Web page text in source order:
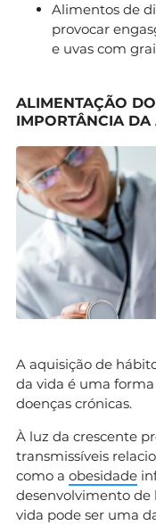
Alimentos de
provocar
e uvas com
ALIMENTAÇÃO
IMPORTÂNCIA
A aquisição de
da vida é uma
doenças crónicas.
À luz da crescente
transmissíveis
como a obesidade
desenvolvimento de
vida pode ser uma